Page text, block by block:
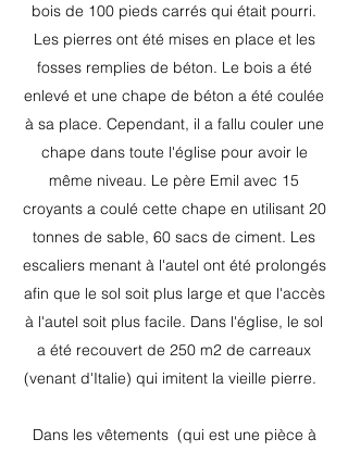
bois de 100 pieds carrés qui était pourri.
Les pierres ont été mises en place et les
fosses remplies de béton. Le bois a été
enlevé et une chape de béton a été coulée
à sa place. Cependant, il a fallu couler une
chape dans toute l'église pour avoir le
même niveau. Le père Emil avec 15
croyants a coulé cette chape en utilisant 20
tonnes de sable, 60 sacs de ciment. Les
escaliers menant à l'autel ont été prolongés
afin que le sol soit plus large et que l'accès
à l'autel soit plus facile. Dans l'église, le sol
a été recouvert de 250 m2 de carreaux
(venant d'Italie) qui imitent la vieille pierre.
Dans les vêtements (qui est une pièce à